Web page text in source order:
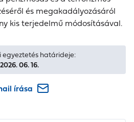
és megakadályozásáról
kis terjedelmű módosításával.
határideje:
2026. 06. 16.
írása